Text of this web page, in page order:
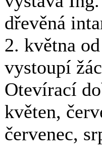
dřevěná
2. května
vystoupí
Otevírací
květen,
červenec,